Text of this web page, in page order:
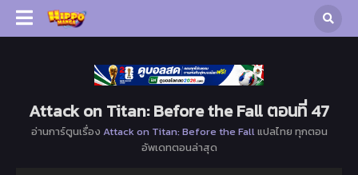
Attack on Titan: Before the Fall ตอนที่ 47
อ่านการ์ตูนเรื่อง Attack on Titan: Before the Fallแปลไทย ทุกตอน
อัพเดทตอนล่าสุด